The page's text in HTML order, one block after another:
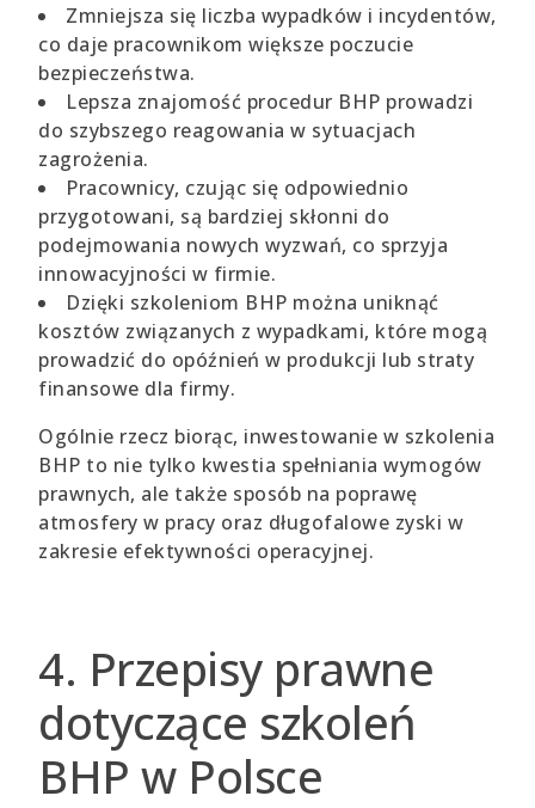
Zmniejsza się liczba wypadków i incydentów,
co daje pracownikom większe poczucie
bezpieczeństwa.
Lepsza znajomość procedur BHP prowadzi
do szybszego reagowania w sytuacjach
zagrożenia.
Pracownicy, czując się odpowiednio
przygotowani, są bardziej skłonni do
podejmowania nowych wyzwań, co sprzyja
innowacyjności w firmie.
Dzięki szkoleniom BHP można uniknąć
kosztów związanych z wypadkami, które mogą
prowadzić do opóźnień w produkcji lub straty
finansowe dla firmy.
Ogólnie rzecz biorąc, inwestowanie w szkolenia
BHP to nie tylko kwestia spełniania wymogów
prawnych, ale także sposób na poprawę
atmosfery w pracy oraz długofalowe zyski w
zakresie efektywności operacyjnej.
4. Przepisy prawne
dotyczące szkoleń
BHP w Polsce